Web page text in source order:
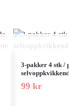
3-pakker 4 stk /
99 kr